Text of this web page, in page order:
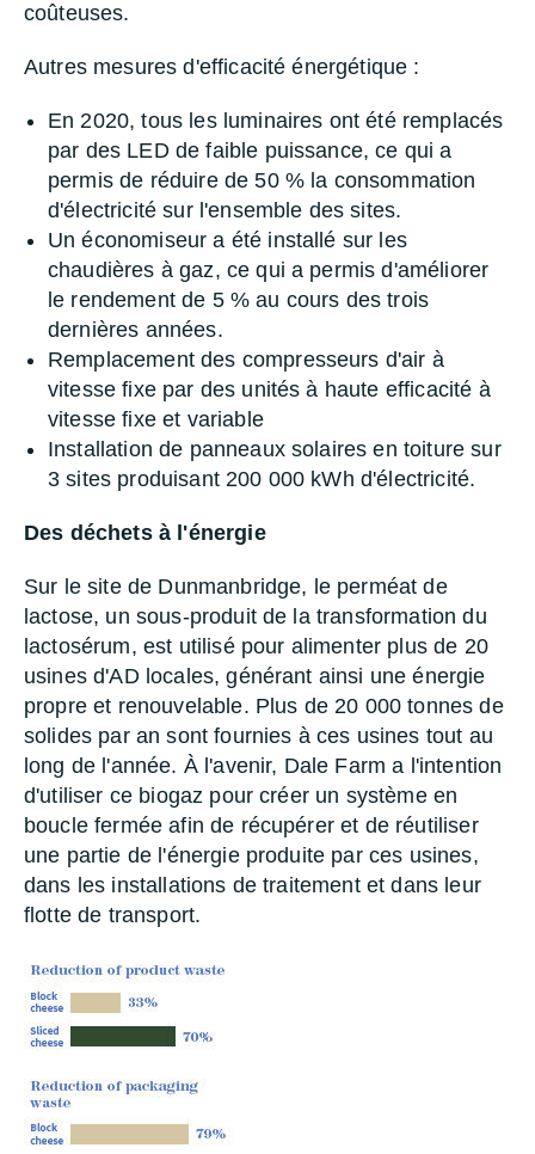
coûteuses.
Autres mesures d'efficacité énergétique :
En 2020, tous les luminaires ont été remplacés
par des LED de faible puissance, ce qui a
permis de réduire de 50 % la consommation
d'électricité sur l'ensemble des sites.
Un économiseur a été installé sur les
chaudières à gaz, ce qui a permis d'améliorer
le rendement de 5 % au cours des trois
dernières années.
Remplacement des compresseurs d'air à
vitesse fixe par des unités à haute efficacité à
vitesse fixe et variable
Installation de panneaux solaires en toiture sur
3 sites produisant 200 000 kWh d'électricité.
Des déchets à l'énergie
Sur le site de Dunmanbridge, le perméat de
lactose, un sous-produit de la transformation du
lactosérum, est utilisé pour alimenter plus de 20
usines d'AD locales, générant ainsi une énergie
propre et renouvelable. Plus de 20 000 tonnes de
solides par an sont fournies à ces usines tout au
long de l'année. À l'avenir, Dale Farm a l'intention
d'utiliser ce biogaz pour créer un système en
boucle fermée afin de récupérer et de réutiliser
une partie de l'énergie produite par ces usines,
dans les installations de traitement et dans leur
flotte de transport.